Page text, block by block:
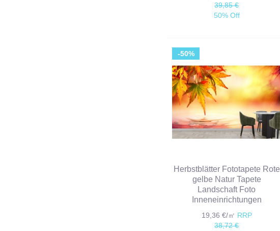
39,85 €
50% Off
-50%
Herbstblätter Fototapete Rote
gelbe Natur Tapete
Landschaft Foto
Inneneinrichtungen
19,36 €/㎡ RRP
38,72 €